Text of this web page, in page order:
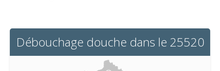
Débouchage douche dans le 25520